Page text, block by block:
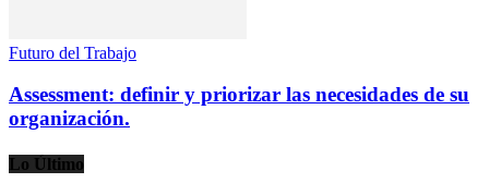
Futuro del Trabajo
Assessment: definir y priorizar las necesidades de su
organización.
Lo Último